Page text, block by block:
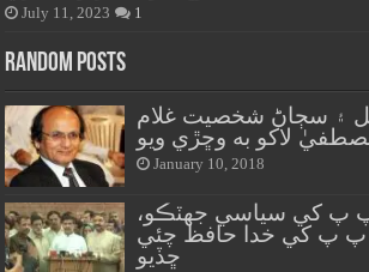
July 11, 2023 1
Random Posts
۽ سڄاڻ شخصيت غلام
January 10, 2018
پ کي سياسي جهٽڪو،
پ پ کي خدا حافظ چئي
ڇڏيو